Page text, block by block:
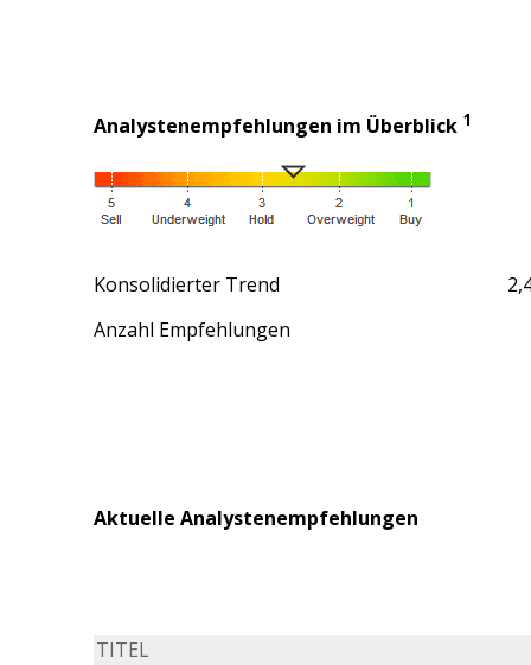
Analystenempfehlungen im Überblick 1
Konsolidierter Trend
Anzahl Empfehlungen
Aktuelle Analystenempfehlungen
TITEL